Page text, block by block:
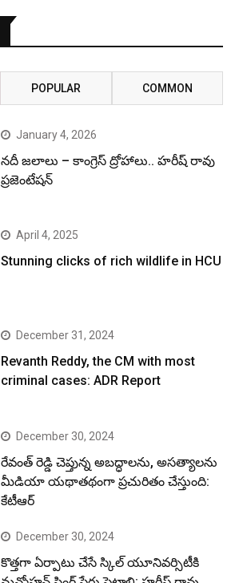
POPULAR COMMON
January 4, 2026
నదీ జలాలు – కాంగ్రెస్ ద్రోహాలు.. హరీష్ రావు
ప్రజెంటేషన్
April 4, 2025
Stunning clicks of rich wildlife in HCU
December 31, 2024
Revanth Reddy, the CM with most
criminal cases: ADR Report
December 30, 2024
రేవంత్ రెడ్డి చెప్తున్న అబద్ధాలను, అసత్యాలను
మీడియా యథాతథంగా ప్రచురితం చేస్తుంది:
కేటీఆర్
December 30, 2024
కొత్తగా ఏర్పాటు చేసే స్కిల్ యూనివర్సిటీకి